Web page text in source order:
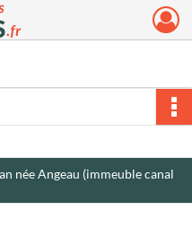
d'Alès
née Angeau (immeuble canal